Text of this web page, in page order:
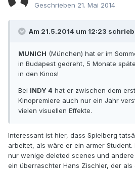
Geschrieben 21. Mai 2014
Am 21.5.2014 um 12:23
MUNICH (München) hat er im
in Budapest gedreht, 5 Monate
in den Kinos!
Bei INDY 4 hat er zwischen dem
Kinopremiere auch nur ein Jahr
vielen visuellen Effekte.
Interessant ist hier, dass Spielberg
arbeitet, als wäre er ein armer
nur wenige deleted scenes und andere
ein überraschter Hans Zischler, der als